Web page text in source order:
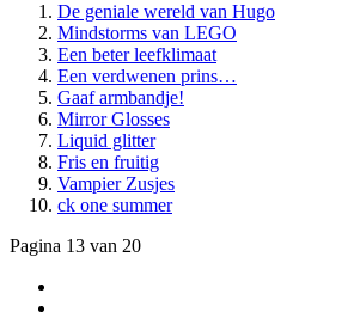
De geniale wereld van Hugo
Mindstorms van LEGO
Een beter leefklimaat
Een verdwenen prins…
Gaaf armbandje!
Mirror Glosses
Liquid glitter
Fris en fruitig
Vampier Zusjes
ck one summer
Pagina 13 van 20